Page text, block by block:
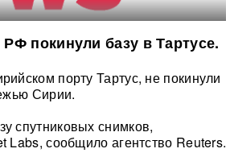
покинули базу в Тартусе.
порту Тартус, не покинули
Сирии.
спутниковых снимков,
сообщило агентство Reuters.